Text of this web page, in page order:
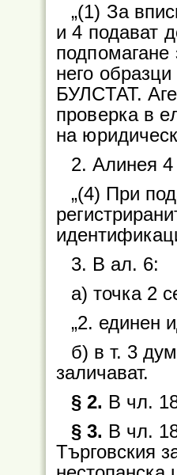
„(1) За
и 4 подават
подпомагане
него
БУЛСТАТ.
проверка в
на
2. Алинея 4
„(4) При
3. В ал. 6:
а) точка 2
„2. единен
б) в т. 3
заличават.
§ 2. В чл.
§ 3. В чл.
Търговския